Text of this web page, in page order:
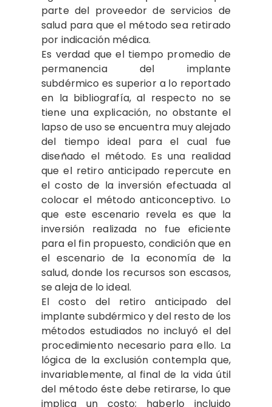
parte del proveedor de servicios de
salud para que el método sea retirado
por indicación médica.
Es verdad que el tiempo promedio de
permanencia del implante
subdérmico es superior a lo reportado
en la bibliografía, al respecto no se
tiene una explicación, no obstante el
lapso de uso se encuentra muy alejado
del tiempo ideal para el cual fue
diseñado el método. Es una realidad
que el retiro anticipado repercute en
el costo de la inversión efectuada al
colocar el método anticonceptivo. Lo
que este escenario revela es que la
inversión realizada no fue eficiente
para el fin propuesto, condición que en
el escenario de la economía de la
salud, donde los recursos son escasos,
se aleja de lo ideal.
El costo del retiro anticipado del
implante subdérmico y del resto de los
métodos estudiados no incluyó el del
procedimiento necesario para ello. La
lógica de la exclusión contempla que,
invariablemente, al final de la vida útil
del método éste debe retirarse, lo que
implica un costo; haberlo incluido